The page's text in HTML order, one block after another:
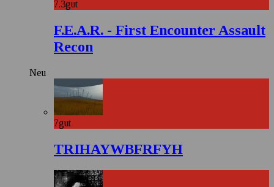
7.3gut
F.E.A.R. - First Encounter Assault
Recon
Neu
7gut
TRIHAYWBFRFYH